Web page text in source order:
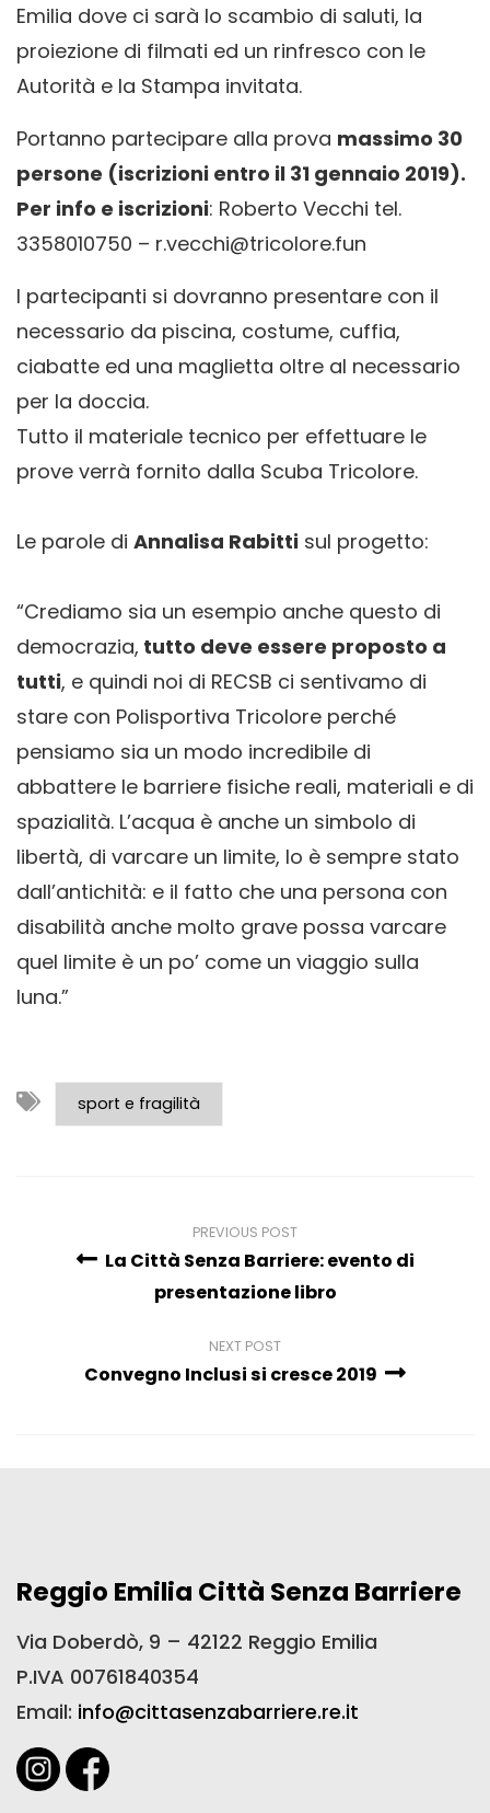
Emilia dove ci sarà lo scambio di saluti, la
proiezione di filmati ed un rinfresco con le
Autorità e la Stampa invitata.
Portanno partecipare alla prova massimo 30
persone (iscrizioni entro il 31 gennaio 2019).
Per info e iscrizioni: Roberto Vecchi tel.
3358010750 – r.vecchi@tricolore.fun
I partecipanti si dovranno presentare con il
necessario da piscina, costume, cuffia,
ciabatte ed una maglietta oltre al necessario
per la doccia.
Tutto il materiale tecnico per effettuare le
prove verrà fornito dalla Scuba Tricolore.
Le parole di Annalisa Rabitti sul progetto:
“Crediamo sia un esempio anche questo di
democrazia, tutto deve essere proposto a
tutti, e quindi noi di RECSB ci sentivamo di
stare con Polisportiva Tricolore perché
pensiamo sia un modo incredibile di
abbattere le barriere fisiche reali, materiali e di
spazialità. L’acqua è anche un simbolo di
libertà, di varcare un limite, lo è sempre stato
dall’antichità: e il fatto che una persona con
disabilità anche molto grave possa varcare
quel limite è un po’ come un viaggio sulla
luna.”
sport e fragilità
PREVIOUS POST
La Città Senza Barriere: evento di
presentazione libro
NEXT POST
Convegno Inclusi si cresce 2019
Reggio Emilia Città Senza Barriere
Via Doberdò, 9 – 42122 Reggio Emilia
P.IVA 00761840354
Email: info@cittasenzabarriere.re.it